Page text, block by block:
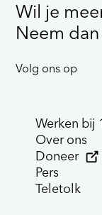
Wil je
Neem dan
Volg ons op
Werken bij
Over ons
Doneer
Pers
Teletolk